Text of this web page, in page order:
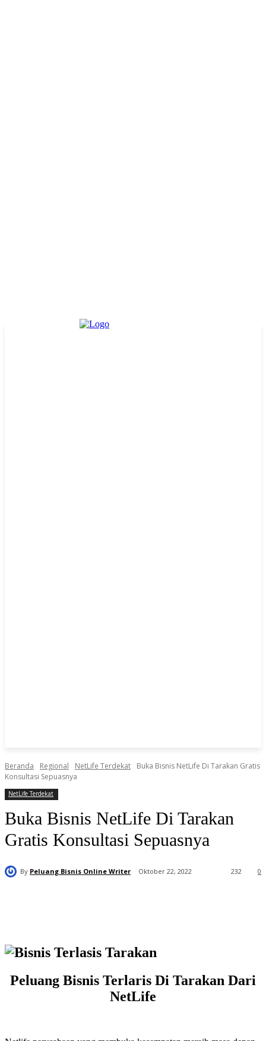
Beranda Regional NetLife Terdekat
Buka Bisnis NetLife Di Tarakan Gratis
Konsultasi Sepuasnya
NetLife Terdekat
Buka Bisnis NetLife Di Tarakan
Gratis Konsultasi Sepuasnya
By Peluang Bisnis Online Writer Oktober 22, 2022 0
232
Peluang Bisnis Terlaris Di Tarakan Dari
NetLife